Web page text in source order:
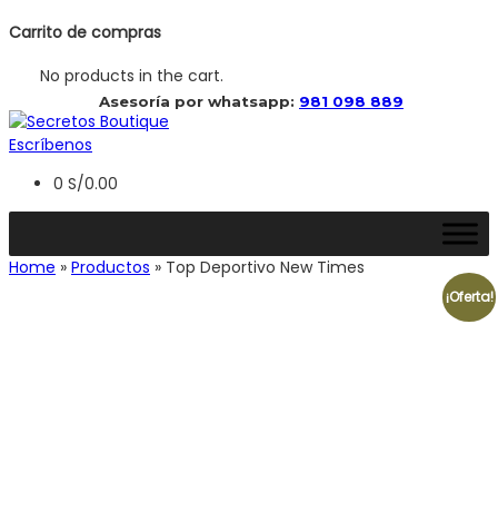
Carrito de compras
No products in the cart.
Asesoría por whatsapp: 981 098 889
Escríbenos
0 S/0.00
Home » Productos » Top Deportivo New Times
¡Oferta!